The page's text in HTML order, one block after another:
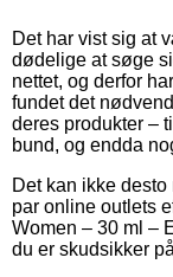
Det har vist sig at
dødelige at søge
nettet, og derfor
fundet det
deres produkter –
bund, og endda
Det kan ikke
par online outlets
Women – 30 ml –
du er skudsikker